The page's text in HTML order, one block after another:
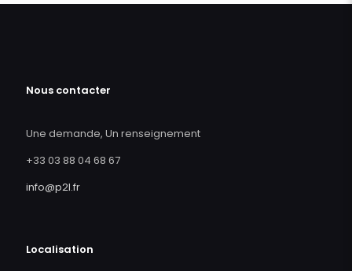
Nous contacter
Une demande, Un renseignement
+33 03 88 04 68 67
info@p2l.fr
Localisation